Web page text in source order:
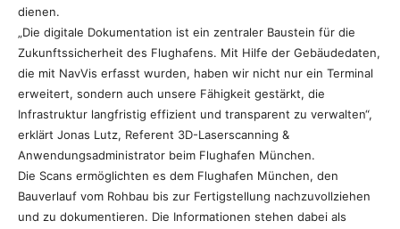
dienen.
„Die digitale Dokumentation ist ein zentraler Baustein für die
Zukunftssicherheit des Flughafens. Mit Hilfe der Gebäudedaten,
die mit NavVis erfasst wurden, haben wir nicht nur ein Terminal
erweitert, sondern auch unsere Fähigkeit gestärkt, die
Infrastruktur langfristig effizient und transparent zu verwalten“,
erklärt Jonas Lutz, Referent 3D-Laserscanning &
Anwendungsadministrator beim Flughafen München.
Die Scans ermöglichten es dem Flughafen München, den
Bauverlauf vom Rohbau bis zur Fertigstellung nachzuvollziehen
und zu dokumentieren. Die Informationen stehen dabei als